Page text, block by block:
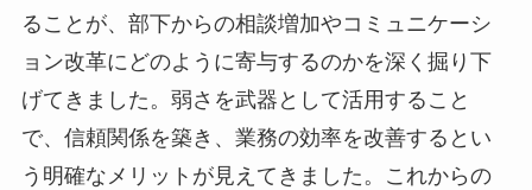
ることが、部下からの相談増加やコミュニケーシ
ョン改革にどのように寄与するのかを深く掘り下
げてきました。弱さを武器として活用すること
で、信頼関係を築き、業務の効率を改善するとい
う明確なメリットが見えてきました。これからの